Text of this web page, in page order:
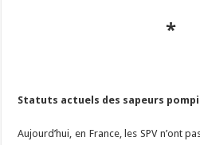
*
Statuts actuels des sapeurs
Aujourd’hui, en France, les SPV n’ont